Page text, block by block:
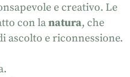
e creativo. Le
con lanatura, che
ascolto e riconnessione.